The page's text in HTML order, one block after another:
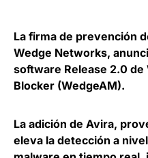
La firma de prevención
Wedge Networks,
software Release 2.0
Blocker (WedgeAM).
La adición de Avira,
eleva la detección a